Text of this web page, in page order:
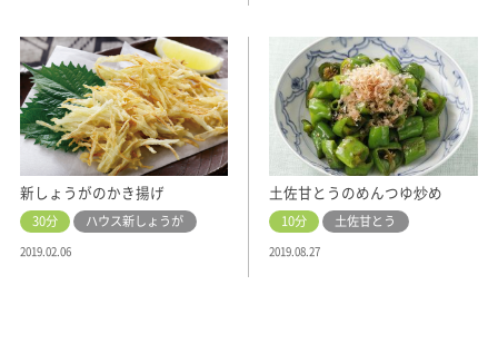
新しょうがのかき揚げ
30分 ハウス新しょうが
2019.02.06
土佐甘とうのめんつゆ炒め
10分 土佐甘とう
2019.08.27